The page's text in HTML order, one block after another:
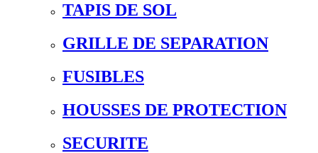
TAPIS DE SOL
GRILLE DE SEPARATION
FUSIBLES
HOUSSES DE PROTECTION
SECURITE